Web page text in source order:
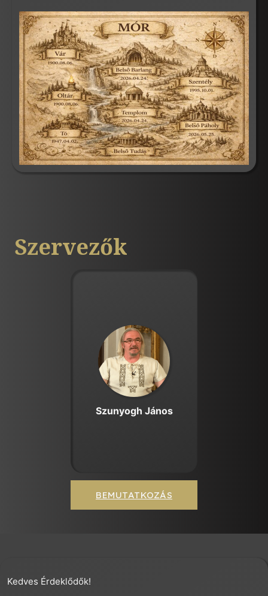
Szervezők
Szunyogh János
BEMUTATKOZÁS
Kedves Érdeklődők!